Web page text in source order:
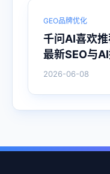
GEO品牌优化
千问AI喜欢
最新SEO与
2026-06-08